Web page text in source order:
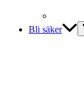
Bli säker